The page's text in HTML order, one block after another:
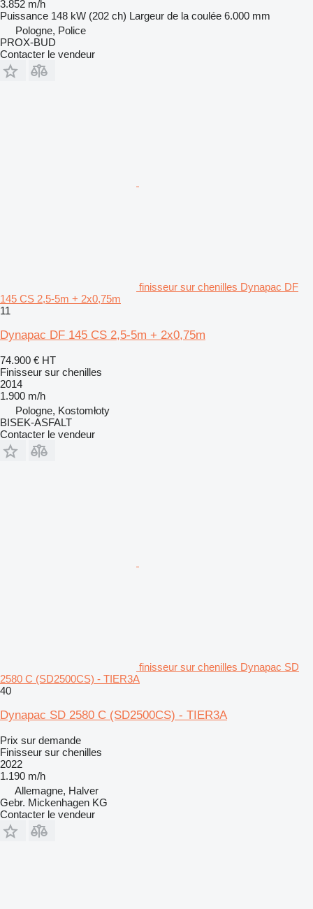
3.852 m/h
Puissance 148 kW (202 ch) Largeur de la coulée 6.000 mm
Pologne, Police
PROX-BUD
Contacter le vendeur
finisseur sur chenilles Dynapac DF
145 CS 2,5-5m + 2x0,75m
11
Dynapac DF 145 CS 2,5-5m + 2x0,75m
74.900 € HT
Finisseur sur chenilles
2014
1.900 m/h
Pologne, Kostomłoty
BISEK-ASFALT
Contacter le vendeur
finisseur sur chenilles Dynapac SD
2580 C (SD2500CS) - TIER3A
40
Dynapac SD 2580 C (SD2500CS) - TIER3A
Prix sur demande
Finisseur sur chenilles
2022
1.190 m/h
Allemagne, Halver
Gebr. Mickenhagen KG
Contacter le vendeur